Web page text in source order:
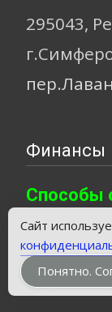
295043,
Финансы
Способы
1.
2.
Сайт
Понятно.